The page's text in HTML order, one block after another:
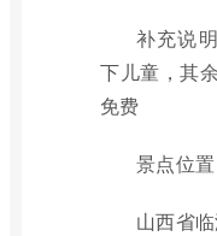
补充说
下儿童，其
免费
景点位置
山西省